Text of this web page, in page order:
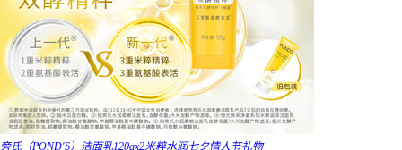
旁氏（POND'S）洁面乳120gx2米粹水润七夕情人节礼物